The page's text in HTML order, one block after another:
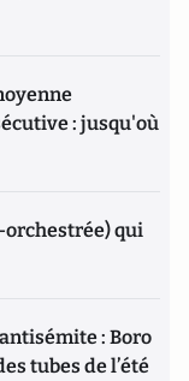
: jusqu'où
qui
: Boro
tubes de l’été